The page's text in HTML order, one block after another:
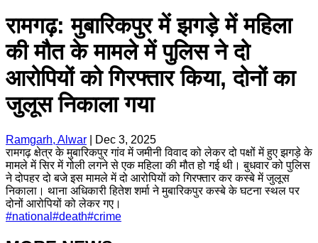
रामगढ़: मुबारिकपुर में झगड़े में महिला
की मौत के मामले में पुलिस ने दो
आरोपियों को गिरफ्तार किया, दोनों का
जुलूस निकाला गया
Ramgarh, Alwar
Dec 3, 2025
रामगढ़ क्षेत्र के मुबारिकपुर गांव में जमीनी विवाद को लेकर दो पक्षों में हुए झगड़े के
मामले में सिर में गोली लगने से एक महिला की मौत हो गई थी। बुधवार को पुलिस
ने दोपहर दो बजे इस मामले में दो आरोपियों को गिरफ्तार कर कस्बे में जुलूस
निकाला। थाना अधिकारी हितेश शर्मा ने मुबारिकपुर कस्बे के घटना स्थल पर
दोनों आरोपियों को लेकर गए।
#national #death#crime